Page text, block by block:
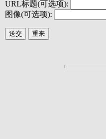
URL标题(可选项):
图像(可选项):